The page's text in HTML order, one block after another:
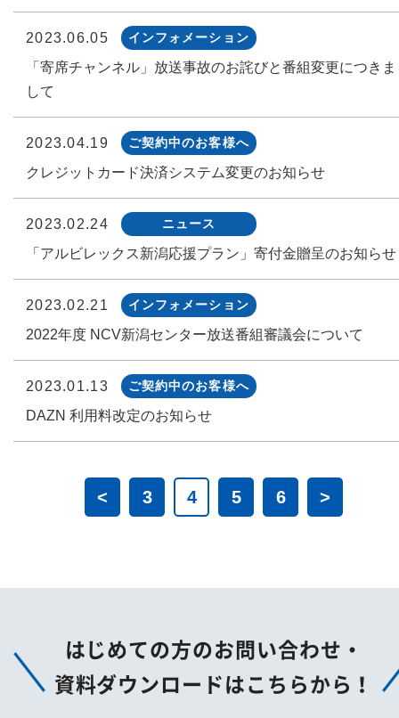
2023.06.05 インフォメーション
「寄席チャンネル」放送事故のお詫びと番組変更につきま
して
2023.04.19 ご契約中のお客様へ
クレジットカード決済システム変更のお知らせ
2023.02.24 ニュース
「アルビレックス新潟応援プラン」寄付金贈呈のお知らせ
2023.02.21 インフォメーション
2022年度 NCV新潟センター放送番組審議会について
2023.01.13 ご契約中のお客様へ
DAZN 利用料改定のお知らせ
< 3 4 5 6 >
はじめての方のお問い合わせ・
資料ダウンロードはこちらから！